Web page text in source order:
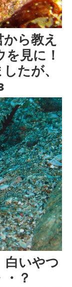
ら教え
見に！
たが、
白いやつ
？